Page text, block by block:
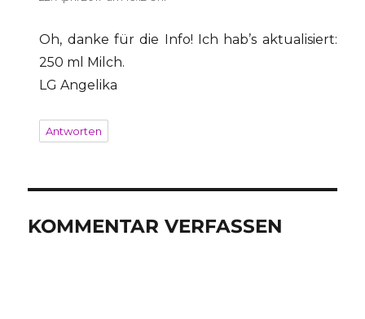
Oh, danke für die Info! Ich hab’s aktualisiert:
250 ml Milch.
LG Angelika
Antworten
KOMMENTAR VERFASSEN